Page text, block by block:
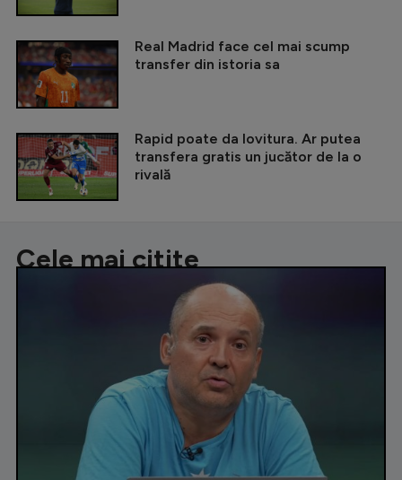
Real Madrid face cel mai scump
transfer din istoria sa
Rapid poate da lovitura. Ar putea
transfera gratis un jucător de la o
rivală
Cele mai citite